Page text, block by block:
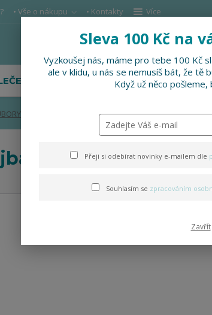
• Vše o nákupu • Kontakty Více
DOPLŇKY
Náramek volejbalový míč
míč
Sleva 100 Kč na
Vyzkoušej nás, máme pro tebe 100 Kč
ale v klidu, u nás se nemusíš bát, že
Když už něco
Přeji si odebírat novinky e-mailem dle
Souhlasím se zpracováním
Zavřít